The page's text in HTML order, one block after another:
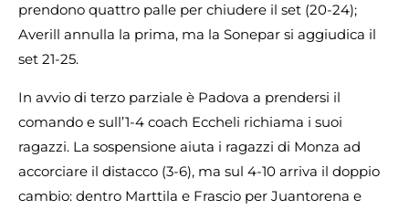
prendono quattro palle per chiudere il set (20-24);
Averill annulla la prima, ma la Sonepar si aggiudica il
set 21-25.
In avvio di terzo parziale è Padova a prendersi il
comando e sull’1-4 coach Eccheli richiama i suoi
ragazzi. La sospensione aiuta i ragazzi di Monza ad
accorciare il distacco (3-6), ma sul 4-10 arriva il doppio
cambio: dentro Marttila e Frascio per Juantorena e